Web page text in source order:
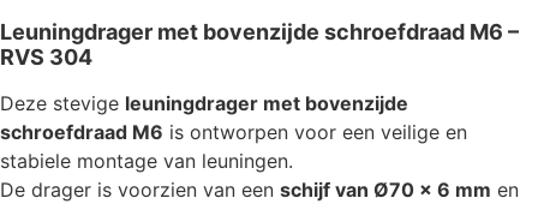
Leuningdrager met bovenzijde schroefdraad M6 –
RVS 304
Deze stevige leuningdrager met bovenzijde
schroefdraad M6 is ontworpen voor een veilige en
stabiele montage van leuningen.
De drager is voorzien van een schijf van Ø70 x 6 mm en